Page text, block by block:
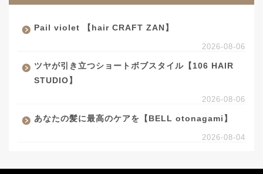
Pail violet 【hair CRAFT ZAN】
2026-08-06
ツヤが引き立つショートボブスタイル【106 HAIR
STUDIO】
2026-08-06
あなたの髪に最高のケアを【BELL otonagami】
2026-08-04